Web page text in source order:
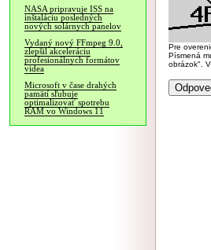
NASA pripravuje ISS na
inštaláciu posledných
nových solárnych panelov
Vydaný nový FFmpeg 9.0,
zlepšil akceleráciu
profesionálnych formátov
videa
Microsoft v čase drahých
pamätí sľubuje
optimalizovať spotrebu
RAM vo Windows 11
Pre
Písmená
obrázok".